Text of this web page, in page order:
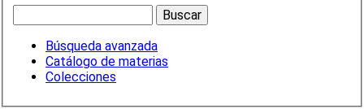
Búsqueda avanzada
Catálogo de materias
Colecciones